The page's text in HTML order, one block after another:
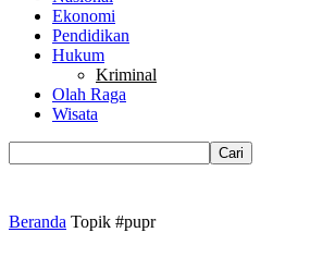
Ekonomi
Pendidikan
Hukum
Kriminal
Olah Raga
Wisata
Beranda Topik #pupr